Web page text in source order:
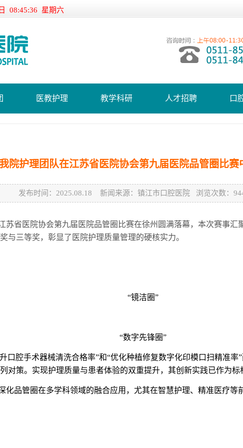
08:45:36 星期六
医教护理 教学科研 人才招聘 口
院护理团队在江苏省医院协会第九届医院品管圈比赛
发布时间：2025.08.18 新闻来源：镇江市口腔医院 浏览次数：
苏省医院协会第九届医院品管圈比赛在徐州圆满落幕，本次赛事汇
与三等奖，彰显了医院护理质量管理的硬核实力。
“镜洁圈”
“数字先锋圈”
口腔手术器械清洗合格率”和“优化种植修复数字化印模口扫精准率”
对策。实现护理质量与患者体验的双重提升，其创新实践已作为标
化品管圈在多学科领域的融合应用，尤其在智慧护理、精准医疗